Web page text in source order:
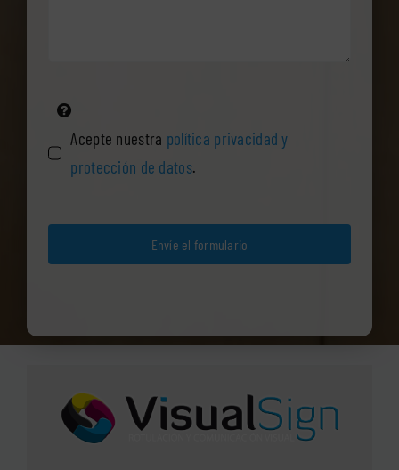
Acepte nuestra política privacidad y
protección de datos.
Envíe el formulario